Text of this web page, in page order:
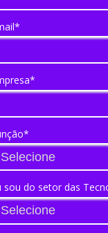
sou do setor das